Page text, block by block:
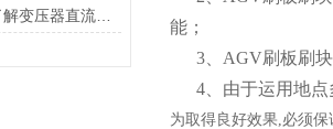
看完这篇文章，瞬间了解变压器直流电阻速测仪了
能；
3、AGV刷板刷块
4、由于运用地点
为取得良好效果,必须